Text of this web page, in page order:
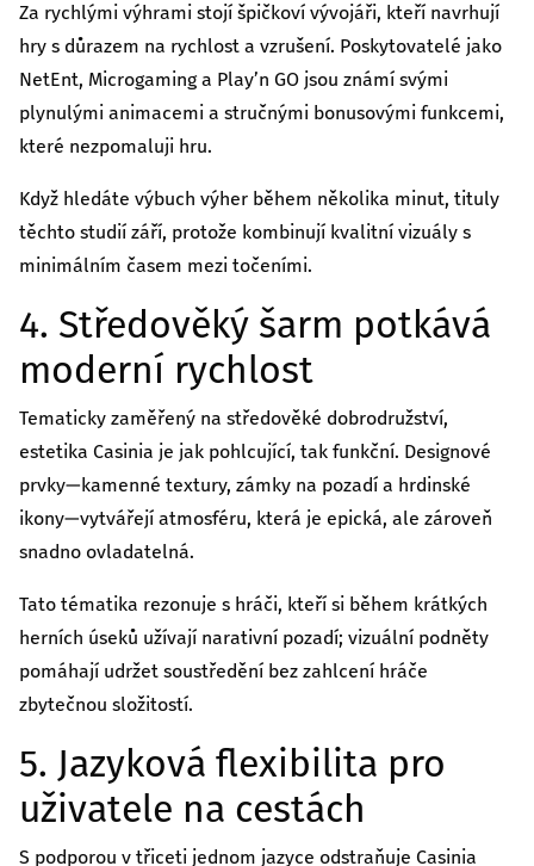
Za rychlými výhrami stojí špičkoví vývojáři, kteří navrhují
hry s důrazem na rychlost a vzrušení. Poskytovatelé jako
NetEnt, Microgaming a Play’n GO jsou známí svými
plynulými animacemi a stručnými bonusovými funkcemi,
které nezpomaluji hru.
Když hledáte výbuch výher během několika minut, tituly
těchto studií září, protože kombinují kvalitní vizuály s
minimálním časem mezi točeními.
4. Středověký šarm potkává
moderní rychlost
Tematicky zaměřený na středověké dobrodružství,
estetika Casinia je jak pohlcující, tak funkční. Designové
prvky—kamenné textury, zámky na pozadí a hrdinské
ikony—vytvářejí atmosféru, která je epická, ale zároveň
snadno ovladatelná.
Tato tématika rezonuje s hráči, kteří si během krátkých
herních úseků užívají narativní pozadí; vizuální podněty
pomáhají udržet soustředění bez zahlcení hráče
zbytečnou složitostí.
5. Jazyková flexibilita pro
uživatele na cestách
S podporou v třiceti jednom jazyce odstraňuje Casinia